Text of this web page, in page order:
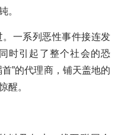
。
一系列恶性事件接连发
时引起了整个社会的恐
”的代理商，铺天盖地的
醒。